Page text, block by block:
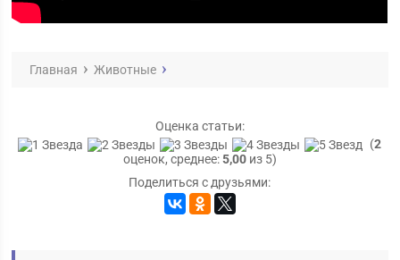
Главная Животные
Оценка статьи:
(2
оценок, среднее:5,00из 5)
Поделиться с друзьями: